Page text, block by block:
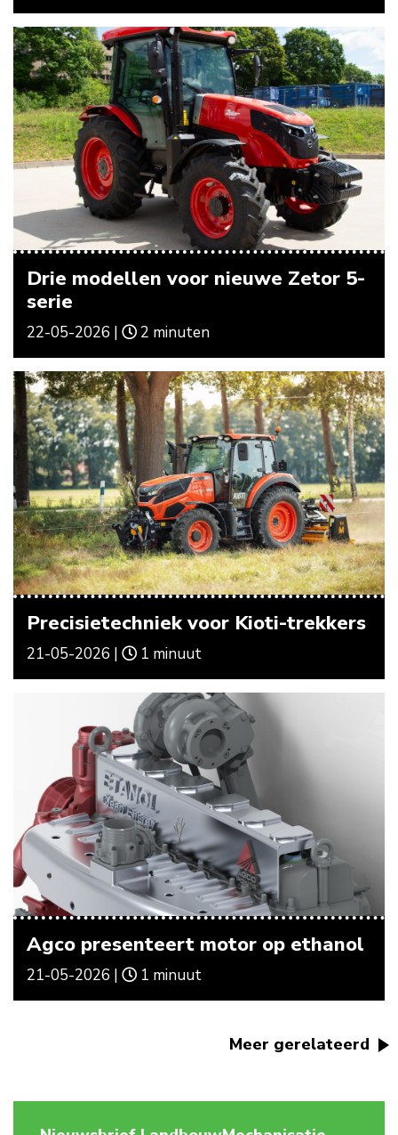
Drie modellen voor nieuwe Zetor 5-
serie
22-05-2026 | 2 minuten
Precisietechniek voor Kioti-trekkers
21-05-2026 | 1 minuut
Agco presenteert motor op ethanol
21-05-2026 | 1 minuut
Meer gerelateerd